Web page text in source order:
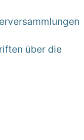
über die